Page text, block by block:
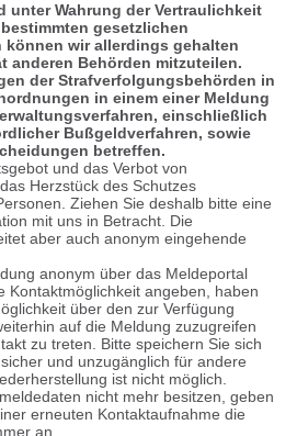
unter Wahrung der Vertraulichkeit
gesetzlichen
können wir allerdings gehalten
anderen Behörden mitzuteilen.
der Strafverfolgungsbehörden in
in einem einer Meldung
einschließlich
Bußgeldverfahren, sowie
betreffen.
und das Verbot von
Herzstück des Schutzes
Ziehen Sie deshalb bitte eine
mit uns in Betracht. Die
aber auch anonym eingehende
anonym über das Meldeportal
Kontaktmöglichkeit angeben, haben
über den zur Verfügung
auf die Meldung zuzugreifen
zu treten. Bitte speichern Sie sich
und unzugänglich für andere
ist nicht möglich.
nicht mehr besitzen, geben
erneuten Kontaktaufnahme die
an.